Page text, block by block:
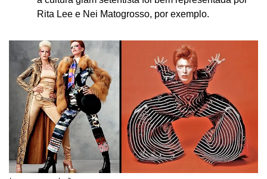
Rita Lee e Nei Matogrosso, por exemplo.